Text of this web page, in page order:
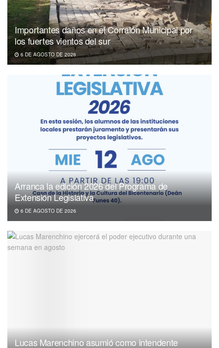
Importantes daños en el Corralón Municipal por
los fuertes vientos del sur
6 DE AGOSTO DE 2026
Arranca la edición 2026 del Programa de
Extensión Legislativa
6 DE AGOSTO DE 2026
Lucas Marenchino asumió como intendente